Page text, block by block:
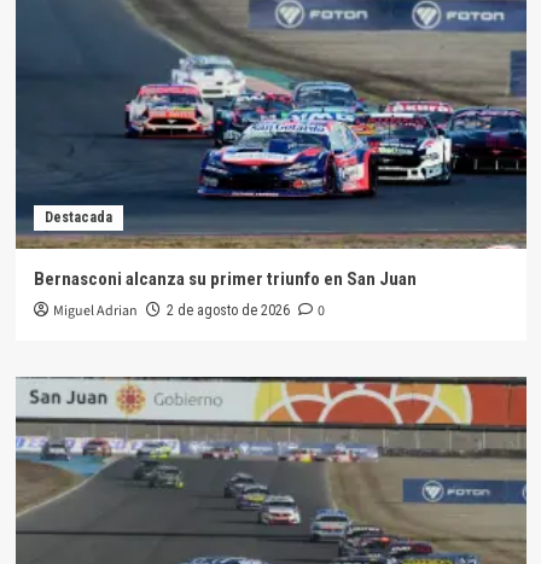
Destacada
Bernasconi alcanza su primer triunfo en San Juan
Miguel Adrian 2 de agosto de 2026 0